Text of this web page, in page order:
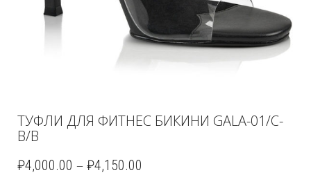
ТУФЛИ ДЛЯ ФИТНЕС БИКИНИ GALA-01/C-
B/B
₽4,000.00 – ₽4,150.00